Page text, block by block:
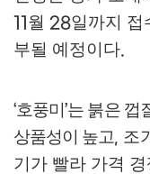
11 월 28일까지 접
부될 예정이다.
‘호풍미’는 붉은 껍
상품성이 높고, 조
기가 빨라 가격